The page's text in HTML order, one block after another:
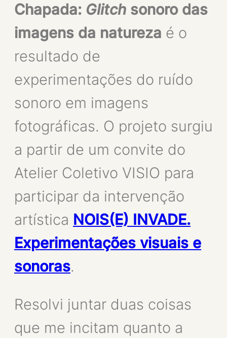
Chapada: Glitch sonoro das
imagens da natureza é o
resultado de
experimentações do ruído
sonoro em imagens
fotográficas. O projeto surgiu
a partir de um convite do
Atelier Coletivo VISIO para
participar da intervenção
artística NOIS(E) INVADE.
Experimentações visuais e
sonoras.
Resolvi juntar duas coisas
que me incitam quanto a